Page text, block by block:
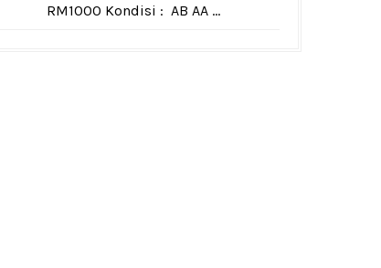
RM1000 Kondisi : AB AA ...